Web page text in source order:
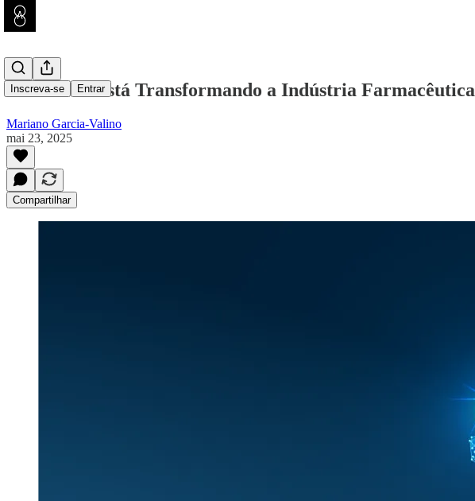
Inscreva-se Entrar
Como a IA está Transformando a Indústria Farmacêutica
Mariano Garcia-Valino
mai 23, 2025
Compartilhar